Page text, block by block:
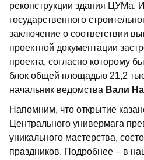
реконструкции здания ЦУМа.
государственного
заключение о соответствии
проектной документации
проекта, согласно которому
блок общей площадью 21,2
начальник ведомства Вали
Напомним, что открытие
Центрального универмага
уникального мастерства,
праздников. Подробнее – в